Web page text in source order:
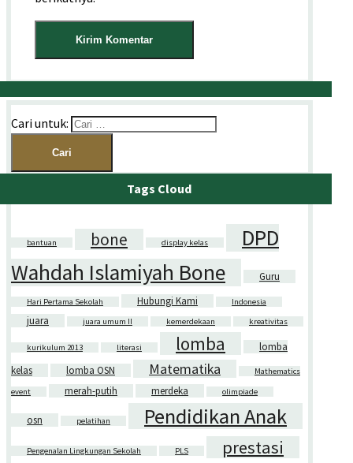
Cari untuk:
Tags Cloud
bantuan bone display kelas
DPD
Wahdah Islamiyah Bone
Guru
Hari Pertama Sekolah Hubungi Kami Indonesia
juara juara umum II kemerdekaan kreativitas
kurikulum 2013 literasi lomba
lomba
kelas
lomba OSN Matematika
Mathematics
event
merah-putih merdeka olimpiade
osn pelatihan Pendidikan Anak
Pengenalan Lingkungan Sekolah PLS prestasi